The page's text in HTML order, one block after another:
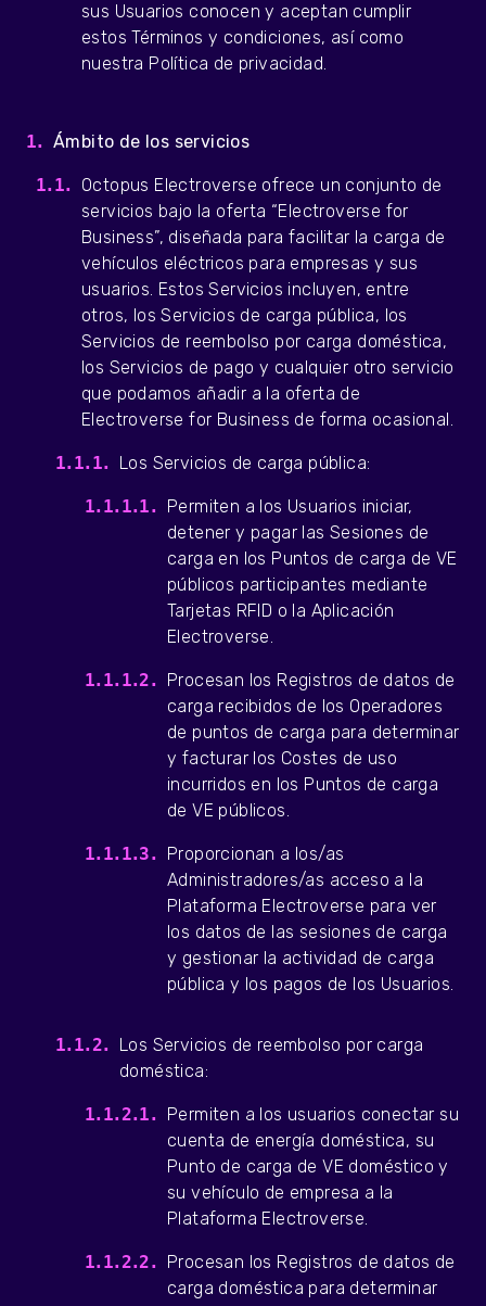
sus Usuarios conocen y aceptan cumplir
estos Términos y condiciones, así como
nuestra Política de privacidad.
Ámbito de los servicios
Octopus Electroverse ofrece un conjunto de
servicios bajo la oferta “Electroverse for
Business”, diseñada para facilitar la carga de
vehículos eléctricos para empresas y sus
usuarios. Estos Servicios incluyen, entre
otros, los Servicios de carga pública, los
Servicios de reembolso por carga doméstica,
los Servicios de pago y cualquier otro servicio
que podamos añadir a la oferta de
Electroverse for Business de forma ocasional.
Los Servicios de carga pública:
Permiten a los Usuarios iniciar,
detener y pagar las Sesiones de
carga en los Puntos de carga de VE
públicos participantes mediante
Tarjetas RFID o la Aplicación
Electroverse.
Procesan los Registros de datos de
carga recibidos de los Operadores
de puntos de carga para determinar
y facturar los Costes de uso
incurridos en los Puntos de carga
de VE públicos.
Proporcionan a los/as
Administradores/as acceso a la
Plataforma Electroverse para ver
los datos de las sesiones de carga
y gestionar la actividad de carga
pública y los pagos de los Usuarios.
Los Servicios de reembolso por carga
doméstica:
Permiten a los usuarios conectar su
cuenta de energía doméstica, su
Punto de carga de VE doméstico y
su vehículo de empresa a la
Plataforma Electroverse.
Procesan los Registros de datos de
carga doméstica para determinar